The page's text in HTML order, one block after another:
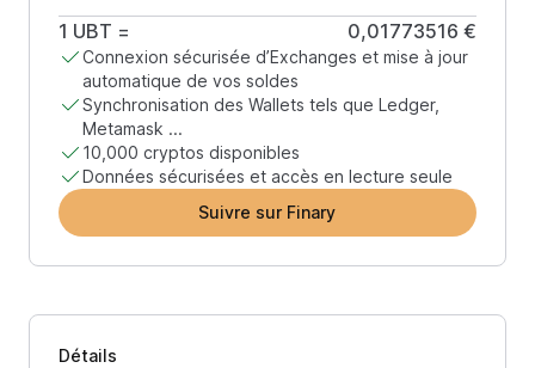
1 UBT = 0,01773516 €
Connexion sécurisée d’Exchanges et mise à jour
automatique de vos soldes
Synchronisation des Wallets tels que Ledger,
Metamask ...
10,000 cryptos disponibles
Données sécurisées et accès en lecture seule
Suivre sur Finary
Détails